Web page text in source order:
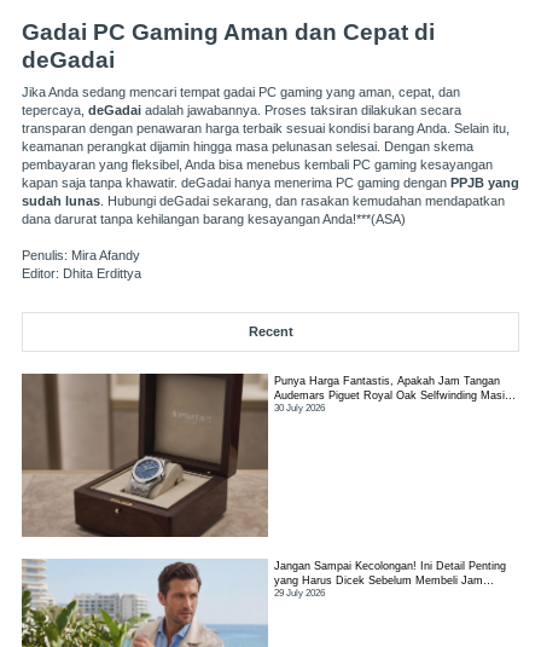
Gadai PC Gaming Aman dan Cepat di
deGadai
Jika Anda sedang mencari tempat gadai PC gaming yang aman, cepat, dan
tepercaya, deGadai adalah jawabannya. Proses taksiran dilakukan secara
transparan dengan penawaran harga terbaik sesuai kondisi barang Anda. Selain itu,
keamanan perangkat dijamin hingga masa pelunasan selesai. Dengan skema
pembayaran yang fleksibel, Anda bisa menebus kembali PC gaming kesayangan
kapan saja tanpa khawatir. deGadai hanya menerima PC gaming dengan PPJB yang
sudah lunas . Hubungi deGadai sekarang, dan rasakan kemudahan mendapatkan
dana darurat tanpa kehilangan barang kesayangan Anda!***(ASA)
Penulis: Mira Afandy
Editor: Dhita Erdittya
Recent
Punya Harga Fantastis, Apakah Jam Tangan
Audemars Piguet Royal Oak Selfwinding Masih
Worth It?
30 July 2026
Jangan Sampai Kecolongan! Ini Detail Penting
yang Harus Dicek Sebelum Membeli Jam
Tangan TAG Heuer Link
29 July 2026